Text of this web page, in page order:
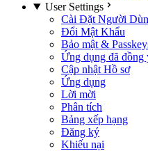
User Settings
Cài Đặt Người
Đổi Mật Khẩu
Bảo mật &
Ứng dụng đã đồng
Cập nhật Hồ sơ
Ứng dụng
Lời mời
Phân tích
Bảng xếp hạng
Đăng ký
Khiếu nại